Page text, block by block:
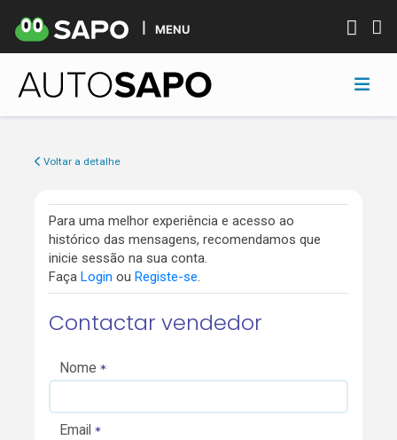
MENU
Voltar a detalhe
Para uma melhor experiência e acesso ao
histórico das mensagens, recomendamos que
inicie sessão na sua conta.
Faça Login ou Registe-se.
Contactar vendedor
Nome
Email